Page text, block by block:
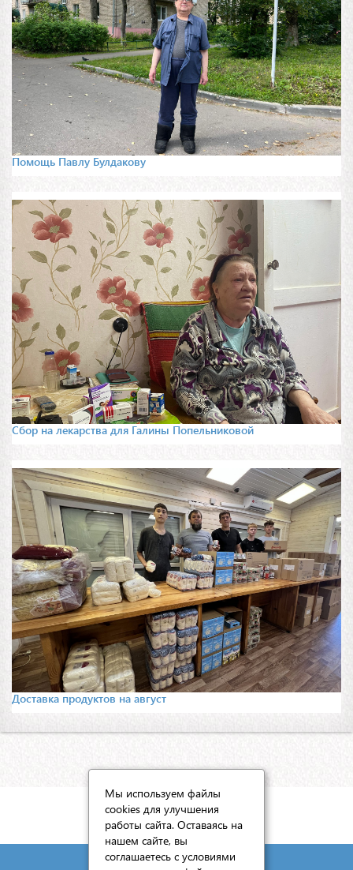
Помощь Павлу Булдакову
Сбор на лекарства для Галины Попельниковой
Доставка продуктов на август
КАРТА САЙТА
Мы используем файлы
cookies для улучшения
работы сайта. Оставаясь на
нашем сайте, вы
соглашаетесь с условиями